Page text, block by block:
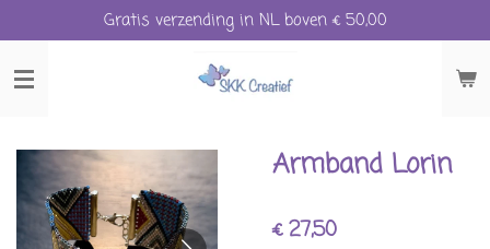
direct
naar
de
Gratis verzending in NL boven € 50,00
Armband Lorin
€ 27,50